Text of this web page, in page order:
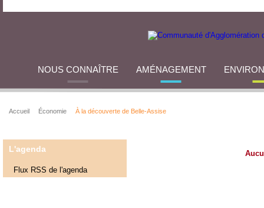
NOUS CONNAÎTRE AMÉNAGEMENT
Accueil Économie À la découverte de Belle-Assise
L'agenda
Flux RSS de l'agenda